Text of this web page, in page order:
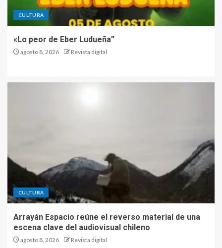
CULTURA
«Lo peor de Eber Ludueña”
agosto 8, 2026 Revista digital
CULTURA
Arrayán Espacio reúne el reverso material de una
escena clave del audiovisual chileno
agosto 8, 2026 Revista digital